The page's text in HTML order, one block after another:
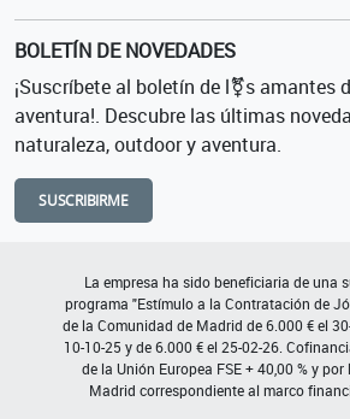
BOLETÍN DE NOVEDADES
¡Suscríbete al boletín de l⚧s amantes
aventura!. Descubre las últimas
naturaleza, outdoor y aventura.
SUSCRIBIRME
La empresa ha sido beneficiaria de una
programa "Estímulo a la Contratación de
de la Comunidad de Madrid de 6.000 € el
10-10-25 y de 6.000 € el 25-02-26.
de la Unión Europea FSE + 40,00 % y
Madrid correspondiente al marco